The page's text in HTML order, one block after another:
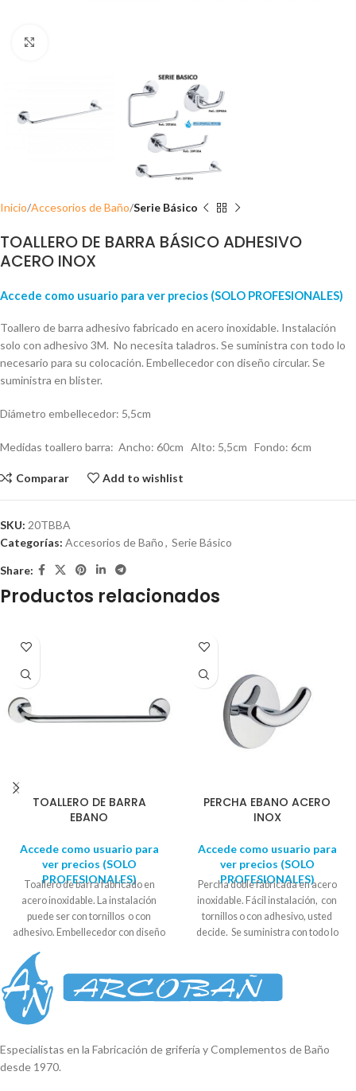
Inicio Accesorios de Baño Serie Básico
TOALLERO DE BARRA BÁSICO ADHESIVO
ACERO INOX
Accede como usuario para ver precios (SOLO PROFESIONALES)
Toallero de barra adhesivo fabricado en acero inoxidable. Instalación
solo con adhesivo 3M. No necesita taladros. Se suministra con todo lo
necesario para su colocación. Embellecedor con diseño circular. Se
suministra en blister.
Diámetro embellecedor: 5,5cm
Medidas toallero barra: Ancho: 60cm Alto: 5,5cm Fondo: 6cm
Comparar Add to wishlist
SKU: 20TBBA
Categorías: Accesorios de Baño, Serie Básico
Share:
Productos relacionados
TOALLERO DE BARRA
EBANO
Accede como usuario para
ver precios (SOLO
PROFESIONALES)
Toallero de barra fabricado en
acero inoxidable. La instalación
puede ser con tornillos o con
adhesivo. Embellecedor con diseño
expositora. Medida embellecedor:
6 cm aprox. Largo: 50cm aprox.
Medida de centro a centro: 45cm
PERCHA EBANO ACERO
INOX
Accede como usuario para
ver precios (SOLO
PROFESIONALES)
Percha doble fabricada en acero
inoxidable. Fácil instalación, con
tornillos o con adhesivo, usted
decide. Se suministra con todo lo
Se suministra en caja expositora.
Diámetro soporte 5,5cm-6cm
Especialistas en la Fabricación de grifería y Complementos de Baño
desde 1970.